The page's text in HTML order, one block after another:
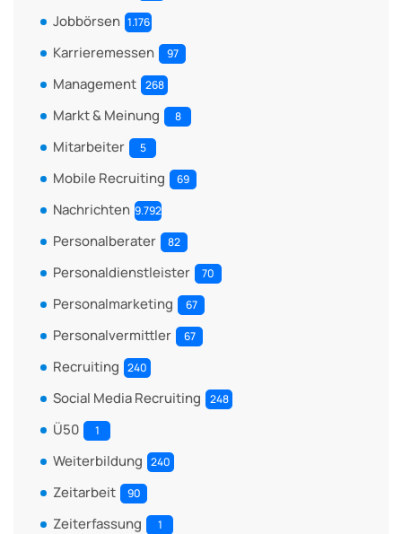
Jobbörsen 1.176
Karrieremessen 97
Management 268
Markt & Meinung 8
Mitarbeiter 5
Mobile Recruiting 69
Nachrichten 9.792
Personalberater 82
Personaldienstleister 70
Personalmarketing 67
Personalvermittler 67
Recruiting 240
Social Media Recruiting 248
Ü50 1
Weiterbildung 240
Zeitarbeit 90
Zeiterfassung 1